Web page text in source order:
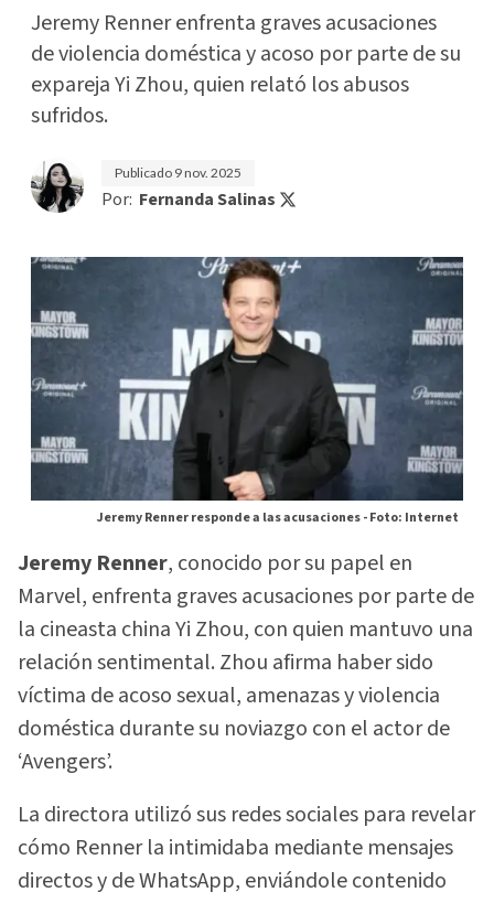
Jeremy Renner enfrenta graves acusaciones
de violencia doméstica y acoso por parte de su
expareja Yi Zhou, quien relató los abusos
sufridos.
Publicado 9 nov. 2025
Por: Fernanda Salinas
Jeremy Renner responde a las acusaciones -Foto: Internet
Jeremy Renner, conocido por su papel en
Marvel, enfrenta graves acusaciones por parte de
la cineasta china Yi Zhou, con quien mantuvo una
relación sentimental. Zhou afirma haber sido
víctima de acoso sexual, amenazas y violencia
doméstica durante su noviazgo con el actor de
‘Avengers’.
La directora utilizó sus redes sociales para revelar
cómo Renner la intimidaba mediante mensajes
directos y de WhatsApp, enviándole contenido